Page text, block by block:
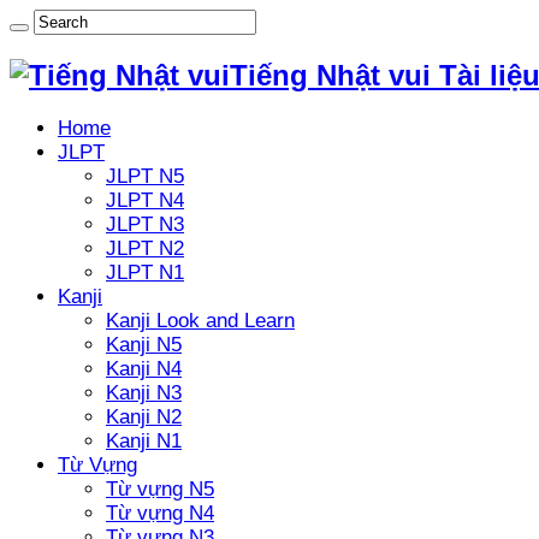
Tiếng Nhật vui Tài
Home
JLPT
JLPT N5
JLPT N4
JLPT N3
JLPT N2
JLPT N1
Kanji
Kanji Look and Learn
Kanji N5
Kanji N4
Kanji N3
Kanji N2
Kanji N1
Từ Vựng
Từ vựng N5
Từ vựng N4